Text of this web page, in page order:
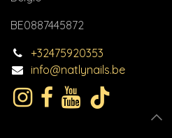
BE0887445872
+32475920353
info@natlynails.be